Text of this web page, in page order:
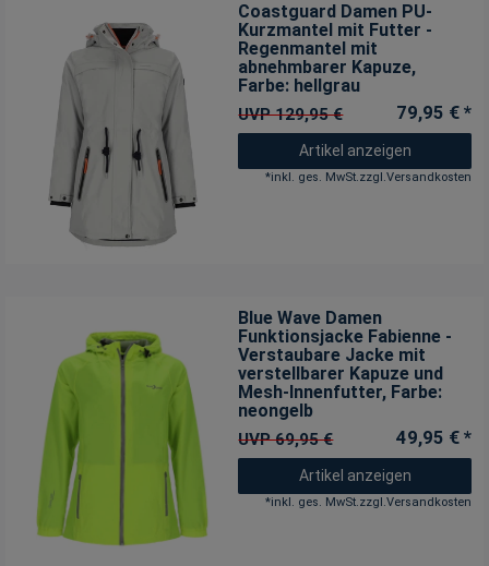
Coastguard Damen PU-
Kurzmantel mit Futter -
Regenmantel mit
abnehmbarer Kapuze,
Farbe: hellgrau
UVP 129,95 € 79,95 € *
Artikel anzeigen
*inkl. ges. MwSt.zzgl.Versandkosten
Blue Wave Damen
Funktionsjacke Fabienne -
Verstaubare Jacke mit
verstellbarer Kapuze und
Mesh-Innenfutter, Farbe:
neongelb
UVP 69,95 € 49,95 € *
Artikel anzeigen
*inkl. ges. MwSt.zzgl.Versandkosten